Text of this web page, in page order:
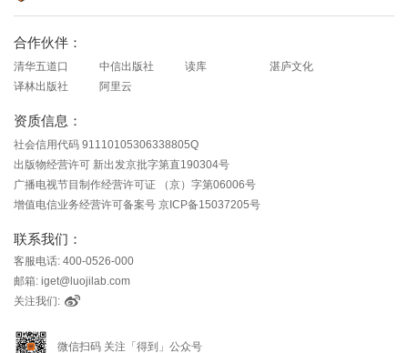
合作伙伴：
清华五道口 中信出版社 读库
湛庐文化
译林出版社
阿里云
资质信息：
社会信用代码 91110105306338805Q
出版物经营许可 新出发京批字第直190304号
广播电视节目制作经营许可证 （京）字第06006号
增值电信业务经营许可备案号 京ICP备15037205号
联系我们：
客服电话: 400-0526-000
邮箱: iget@luojilab.com
关注我们:
微信扫码 关注「得到」公众号